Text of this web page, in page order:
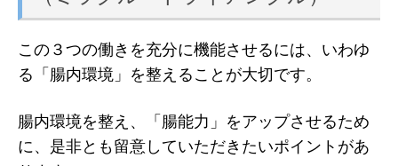
この３つの働きを充分に機能させるには、いわゆ
る「腸内環境」を整えることが大切です。
腸内環境を整え、「腸能力」をアップさせるため
に、是非とも留意していただきたいポイントがあ